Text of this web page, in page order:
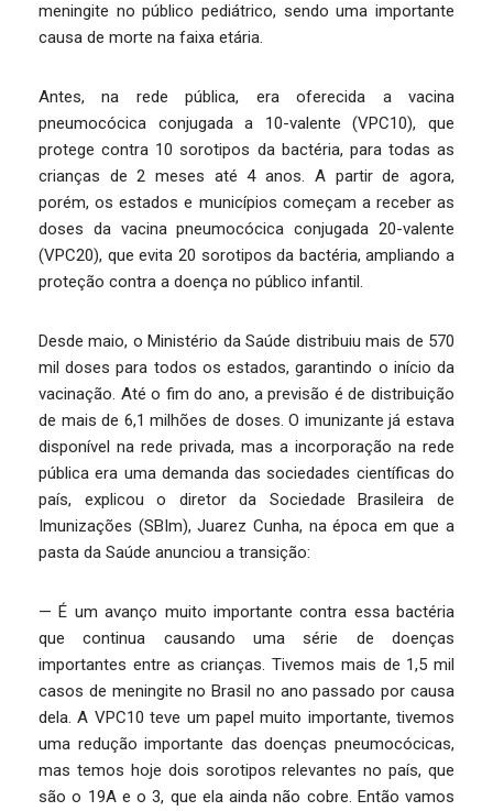
meningite no público pediátrico, sendo uma importante
causa de morte na faixa etária.
Antes, na rede pública, era oferecida a vacina
pneumocócica conjugada a 10-valente (VPC10), que
protege contra 10 sorotipos da bactéria, para todas as
crianças de 2 meses até 4 anos. A partir de agora,
porém, os estados e municípios começam a receber as
doses da vacina pneumocócica conjugada 20-valente
(VPC20), que evita 20 sorotipos da bactéria, ampliando a
proteção contra a doença no público infantil.
Desde maio, o Ministério da Saúde distribuiu mais de 570
mil doses para todos os estados, garantindo o início da
vacinação. Até o fim do ano, a previsão é de distribuição
de mais de 6,1 milhões de doses. O imunizante já estava
disponível na rede privada, mas a incorporação na rede
pública era uma demanda das sociedades científicas do
país, explicou o diretor da Sociedade Brasileira de
Imunizações (SBIm), Juarez Cunha, na época em que a
pasta da Saúde anunciou a transição:
— É um avanço muito importante contra essa bactéria
que continua causando uma série de doenças
importantes entre as crianças. Tivemos mais de 1,5 mil
casos de meningite no Brasil no ano passado por causa
dela. A VPC10 teve um papel muito importante, tivemos
uma redução importante das doenças pneumocócicas,
mas temos hoje dois sorotipos relevantes no país, que
são o 19A e o 3, que ela ainda não cobre. Então vamos